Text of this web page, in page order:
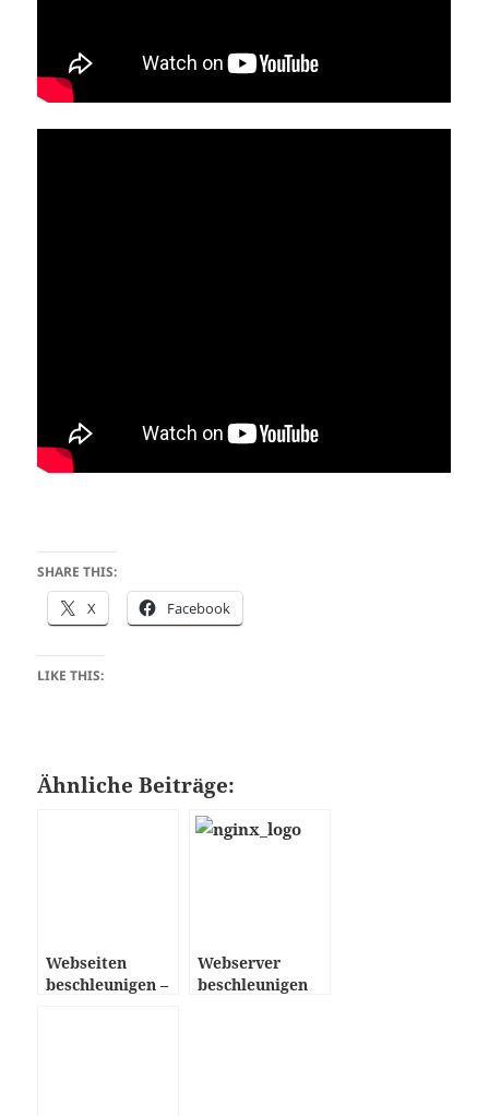
SHARE THIS:
X Facebook
LIKE THIS:
Ähnliche Beiträge:
Webseiten
beschleunigen –
Webserver
beschleunigen